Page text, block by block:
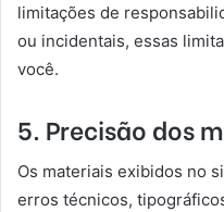
limitações de
ou incidentais, essas
você.
5. Precisão dos
Os materiais exibidos no
erros técnicos,